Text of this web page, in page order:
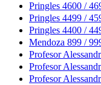
Pringles 4600 /
Pringles 4499 /
Pringles 4400 /
Mendoza 899 /
Profesor
Profesor
Profesor